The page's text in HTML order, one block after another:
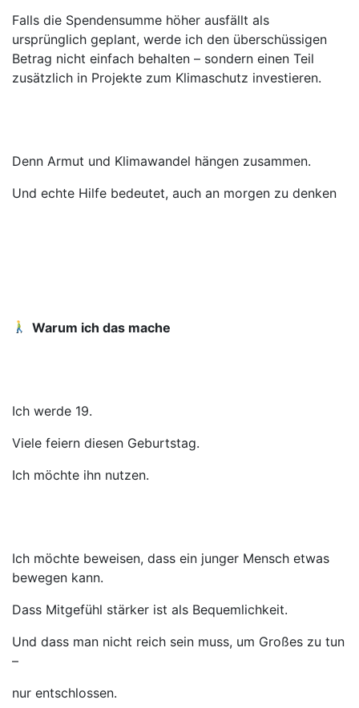
Falls die Spendensumme höher ausfällt als
ursprünglich geplant, werde ich den überschüssigen
Betrag nicht einfach behalten – sondern einen Teil
zusätzlich in Projekte zum Klimaschutz investieren.
Denn Armut und Klimawandel hängen zusammen.
Und echte Hilfe bedeutet, auch an morgen zu denken
Warum ich das mache
Ich werde 19.
Viele feiern diesen Geburtstag.
Ich möchte ihn nutzen.
Ich möchte beweisen, dass ein junger Mensch etwas
bewegen kann.
Dass Mitgefühl stärker ist als Bequemlichkeit.
Und dass man nicht reich sein muss, um Großes zu tun
–
nur entschlossen.